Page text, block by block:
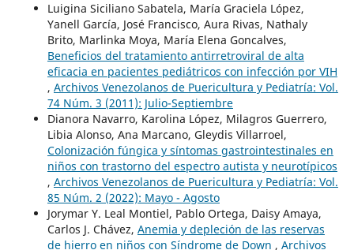
Luigina Siciliano Sabatela, María Graciela López,
Yanell García, José Francisco, Aura Rivas, Nathaly
Brito, Marlinka Moya, María Elena Goncalves,
Beneficios del tratamiento antirretroviral de alta
eficacia en pacientes pediátricos con infección por VIH
, Archivos Venezolanos de Puericultura y Pediatría: Vol.
74 Núm. 3 (2011): Julio-Septiembre
Dianora Navarro, Karolina López, Milagros Guerrero,
Libia Alonso, Ana Marcano, Gleydis Villarroel,
Colonización fúngica y síntomas gastrointestinales en
niños con trastorno del espectro autista y neurotípicos
, Archivos Venezolanos de Puericultura y Pediatría: Vol.
85 Núm. 2 (2022): Mayo - Agosto
Jorymar Y. Leal Montiel, Pablo Ortega, Daisy Amaya,
Carlos J. Chávez, Anemia y depleción de las reservas
de hierro en niños con Síndrome de Down , Archivos